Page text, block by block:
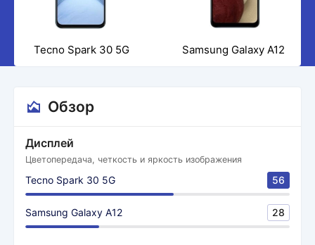
Tecno Spark 30 5G Samsung Galaxy A12
Обзор
Дисплей
Цветопередача, четкость и яркость изображения
Tecno Spark 30 5G 56
Samsung Galaxy A12 28